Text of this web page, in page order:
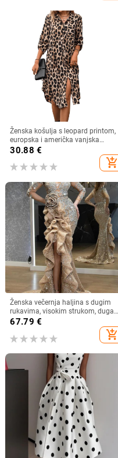
Ženska košulja s leopard printom,
europska i američka vanjska
trgovina, tkana haljina s rukavima i
sedam točaka, široka modna
ženska midi haljina s razdjelnim
30.88 €
add_shopping_cart
Ženska večernja haljina s dugim
rukavima, visokim strukom, duga
suknja, metalni sprej materijal,
67.79 €
add_shopping_cart